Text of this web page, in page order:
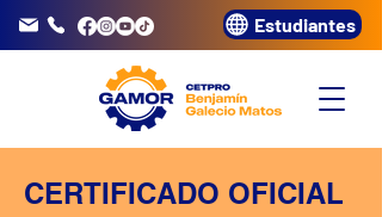
3320072 Estudiantes
CERTIFICADO OFICIAL